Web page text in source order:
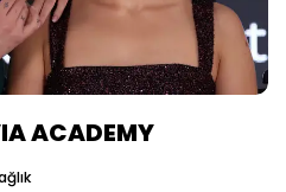
ACADEMY